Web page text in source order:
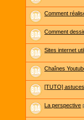
Comment
Comment
Sites internet
Chaînes
[TUTO]
La perspective